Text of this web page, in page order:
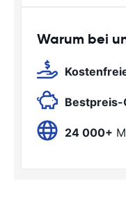
Warum bei
Bestpreis-
24 000+